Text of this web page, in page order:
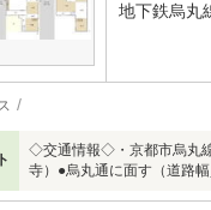
地下鉄烏丸
◇交通情報◇・京都市烏丸
寺）●烏丸通に面す（道路